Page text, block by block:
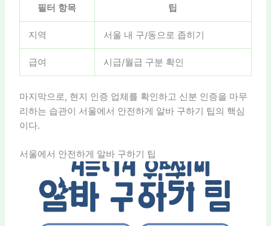
필터 항목 팁
지역 서울 내 구/동으로 좁히기
급여 시급/월급 구분 확인
마지막으로, 현지 인증 업체를 확인하고 신분 인증을 마무
리하는 습관이 서울에서 안전하게 알바 구하기 팁의 핵심
이다.
서울에서 안전하게 알바 구하기 팁